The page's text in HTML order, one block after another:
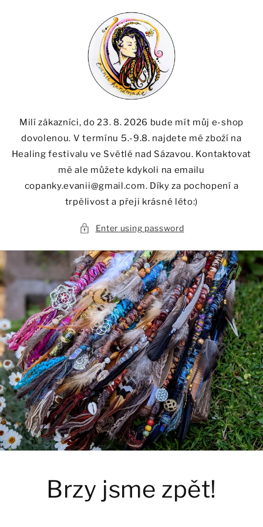
Milí zákazníci, do 23. 8. 2026 bude mít můj e-shop
dovolenou. V termínu 5.-9.8. najdete mé zboží na
Healing festivalu ve Světlé nad Sázavou. Kontaktovat
mě ale můžete kdykoli na emailu
copanky.evanii@gmail.com. Díky za pochopení a
trpělivost a přeji krásné léto:)
Enter using password
Brzy jsme zpět!